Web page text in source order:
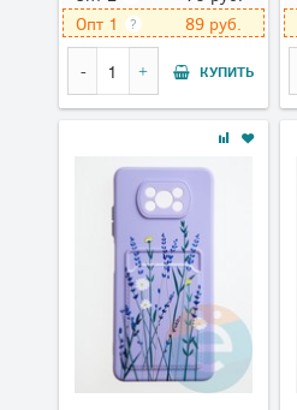
Опт 1 ? 89 руб.
КУПИТЬ